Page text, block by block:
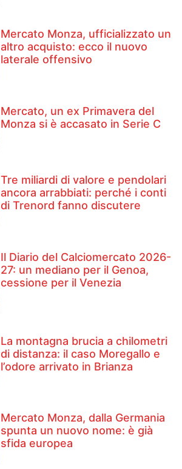
Mercato Monza, ufficializzato un
altro acquisto: ecco il nuovo
laterale offensivo
Mercato, un ex Primavera del
Monza si è accasato in Serie C
Tre miliardi di valore e pendolari
ancora arrabbiati: perché i conti
di Trenord fanno discutere
Il Diario del Calciomercato 2026-
27: un mediano per il Genoa,
cessione per il Venezia
La montagna brucia a chilometri
di distanza: il caso Moregallo e
l’odore arrivato in Brianza
Mercato Monza, dalla Germania
spunta un nuovo nome: è già
sfida europea